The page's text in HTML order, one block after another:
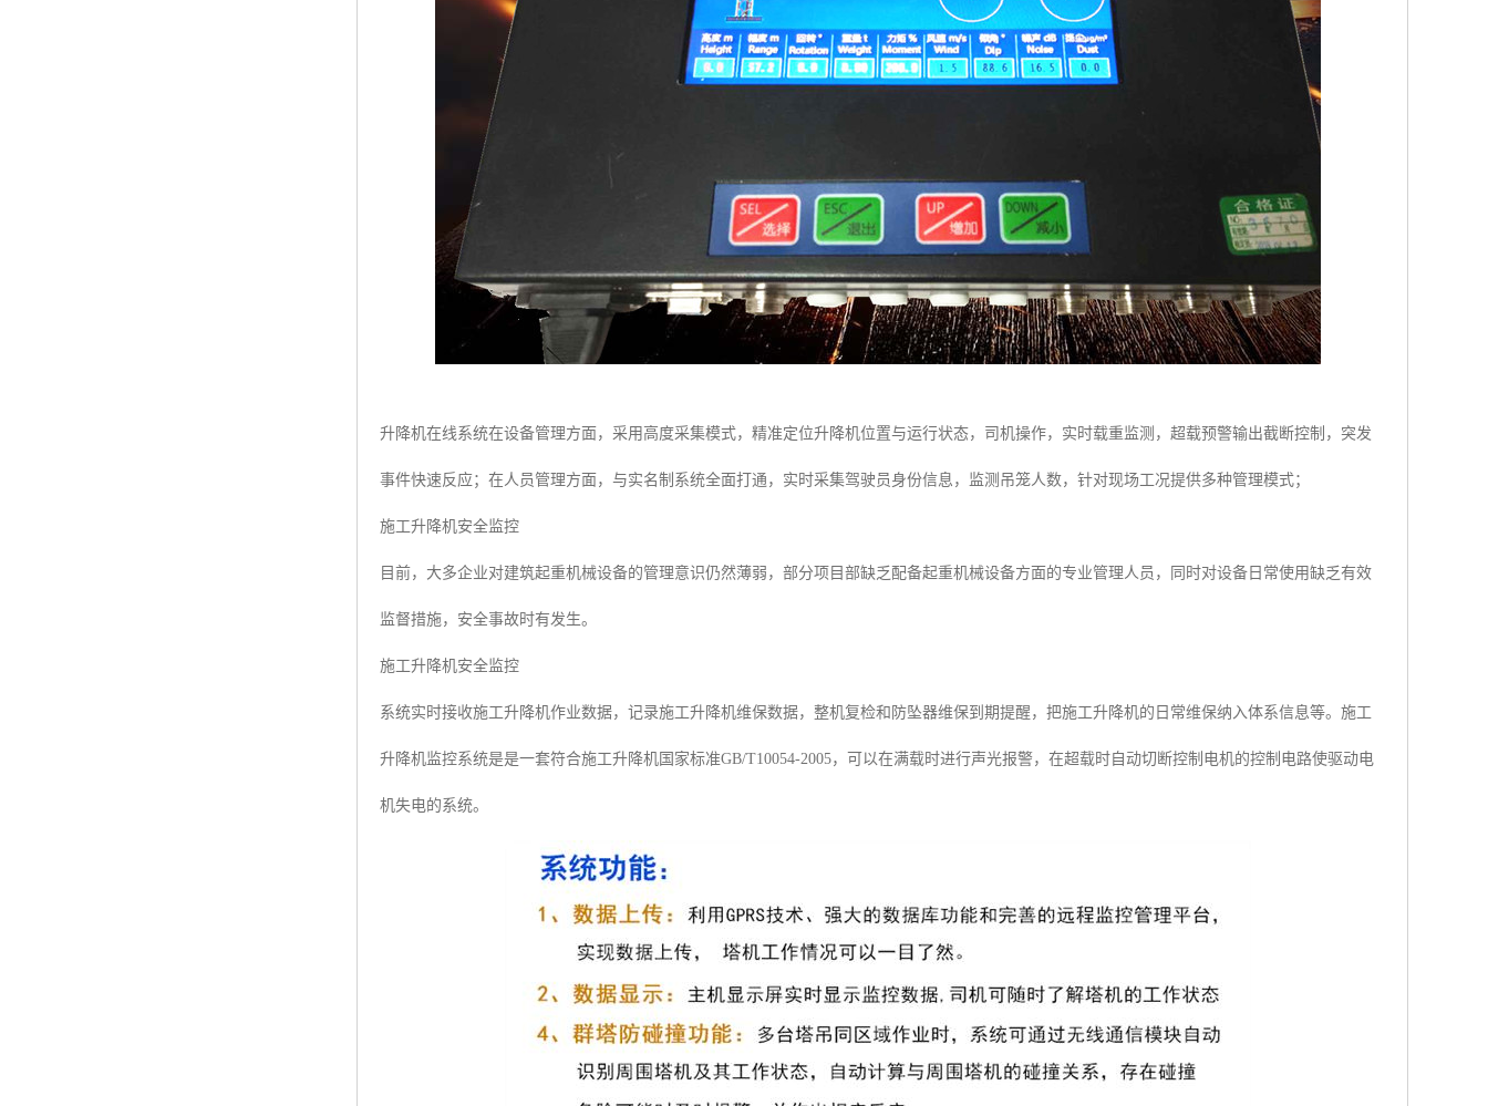
升降机在线系统在设备管理方面，采用高度采集模式，精准定位升降机位置与运行状态，司机操作，实时载重监测，超载预警输出截断控制，突发
事件快速反应；在人员管理方面，与实名制系统全面打通，实时采集驾驶员身份信息，监测吊笼人数，针对现场工况提供多种管理模式；
施工升降机安全监控
目前，大多企业对建筑起重机械设备的管理意识仍然薄弱，部分项目部缺乏配备起重机械设备方面的专业管理人员，同时对设备日常使用缺乏有效
监督措施，安全事故时有发生。
施工升降机安全监控
系统实时接收施工升降机作业数据，记录施工升降机维保数据，整机复检和防坠器维保到期提醒，把施工升降机的日常维保纳入体系信息等。施工
升降机监控系统是是一套符合施工升降机国家标准GB/T10054-2005，可以在满载时进行声光报警，在超载时自动切断控制电机的控制电路使驱动电
机失电的系统。